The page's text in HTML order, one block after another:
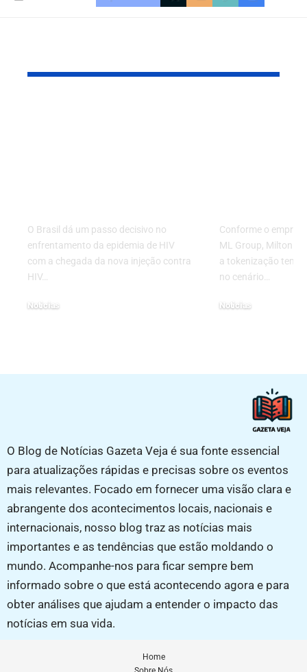
O Brasil dá um passo decisivo no
enfrentamento da epidemia de HIV
com a chegada da nova injeção contra
HIV…
Noticias
Conforme o
ML Group, Milton
a tokenização tem
no cenário…
Noticias
O Blog de Notícias Gazeta Veja é sua fonte essencial
para atualizações rápidas e precisas sobre os eventos
mais relevantes. Focado em fornecer uma visão clara e
abrangente dos acontecimentos locais, nacionais e
internacionais, nosso blog traz as notícias mais
importantes e as tendências que estão moldando o
mundo. Acompanhe-nos para ficar sempre bem
informado sobre o que está acontecendo agora e para
obter análises que ajudam a entender o impacto das
notícias em sua vida.
Home